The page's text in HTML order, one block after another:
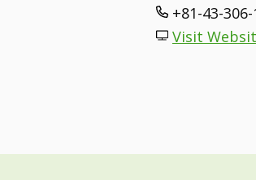
+81-43-
Visit